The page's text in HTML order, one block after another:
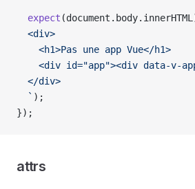
  expect
(document . body. innerHTML
  <div>
    <h1>Pas une app Vue</h1>
<div id="app"><div data-v-
  </div>
  `
);
});
attrs